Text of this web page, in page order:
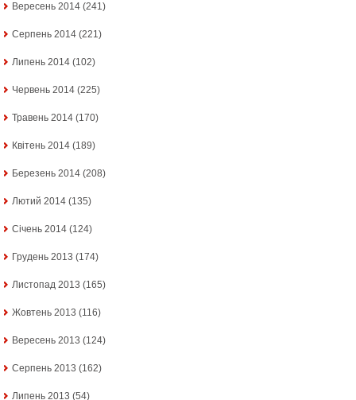
Вересень 2014 (241)
Серпень 2014 (221)
Липень 2014 (102)
Червень 2014 (225)
Травень 2014 (170)
Квітень 2014 (189)
Березень 2014 (208)
Лютий 2014 (135)
Січень 2014 (124)
Грудень 2013 (174)
Листопад 2013 (165)
Жовтень 2013 (116)
Вересень 2013 (124)
Серпень 2013 (162)
Липень 2013 (54)